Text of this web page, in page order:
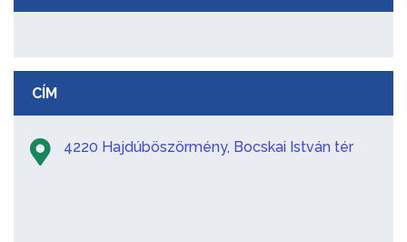
CÍM
4220 Hajdúböszörmény, Bocskai István tér